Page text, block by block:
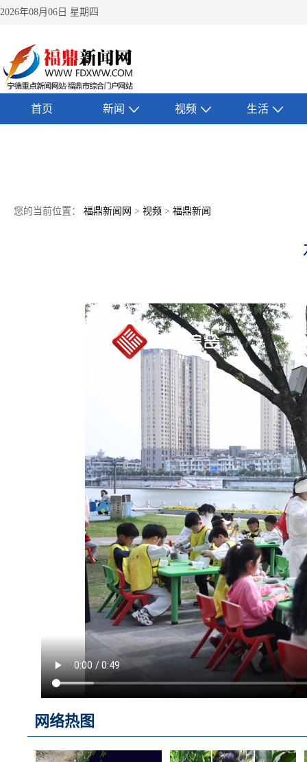
2026年08月06日 星期四
首页 新闻 视频 生活
您的当前位置： 福鼎新闻网 > 视频 > 福鼎新闻
网络热图